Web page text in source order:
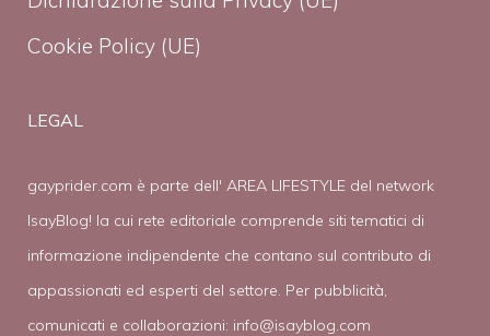
Cookie Policy (UE)
LEGAL
gayprider.com è parte dell' AREA LIFESTYLE del network
IsayBlog! la cui rete editoriale comprende siti tematici di
informazione indipendente che contano sul contributo di
appassionati ed esperti del settore. Per pubblicità,
comunicati e collaborazioni: info@isayblog.com